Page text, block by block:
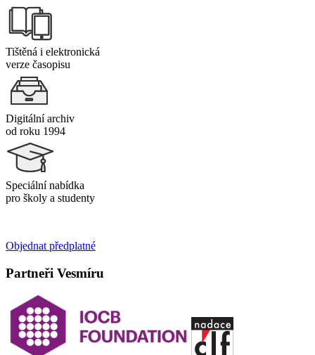
Tištěná i elektronická
verze časopisu
Digitální archiv
od roku 1994
Speciální nabídka
pro školy a studenty
Objednat předplatné
Partneři Vesmíru